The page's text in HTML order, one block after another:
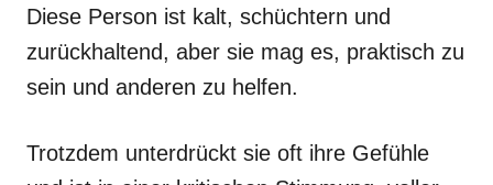
Diese Person ist kalt, schüchtern und
zurückhaltend, aber sie mag es, praktisch zu
sein und anderen zu helfen.
Trotzdem unterdrückt sie oft ihre Gefühle